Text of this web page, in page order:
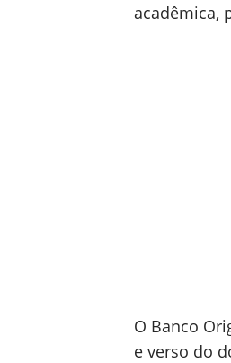
acadêmica,
O Banco
e verso do